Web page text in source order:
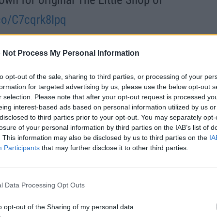
Not Process My Personal Information
opt-out of the sale, sharing to third parties, or processing of your
for targeted advertising by us, please use the below opt-out
selection. Please note that after your opt-out request is processed
interest-based ads based on personal information utilized by us
to third parties prior to your opt-out. You may separately
of your personal information by third parties on the IAB’s list of
This information may also be disclosed by us to third parties on the
Participants that may further disclose it to other third parties.
Data Processing Opt Outs
opt-out of the Sharing of my personal data.
C7cqrk8Ipq
November 5, 2024
όταν ο Ρότζερ Κόρμαν τον
ενέταξε στο «Monster From the
μια μακρά συνεργασία. Ο Χέιζ
όπως «The Fast and the Furious»
σε 41 ταινίες και πολλές